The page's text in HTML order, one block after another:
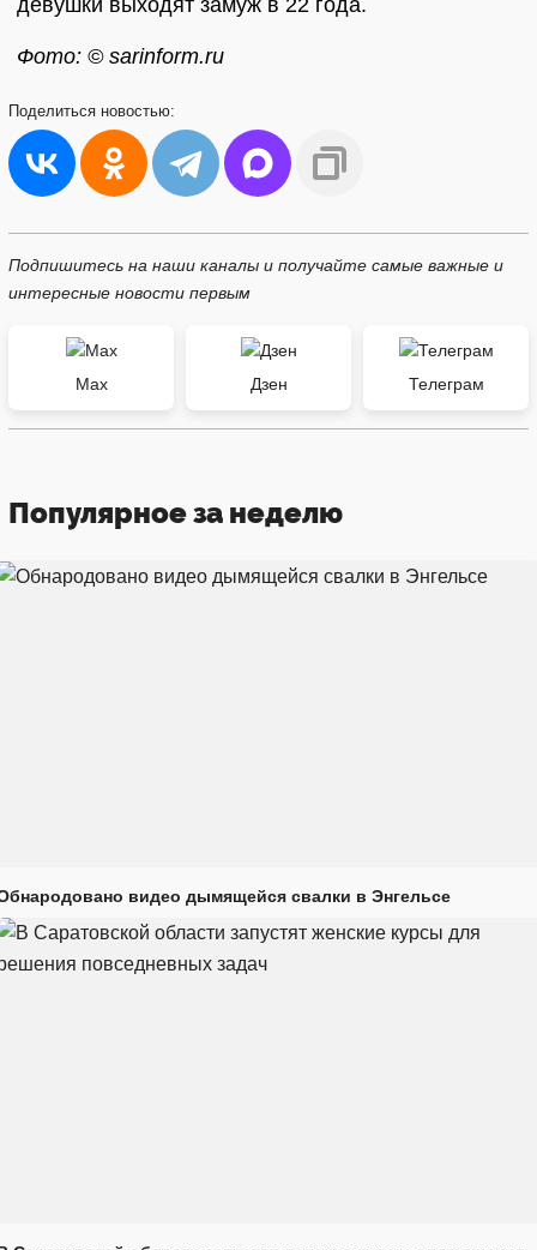
девушки выходят замуж в 22 года.
Фото: © sarinform.ru
Поделиться новостью:
Подпишитесь на наши каналы и получайте самые важные и
интересные новости первым
Max Дзен Телеграм
Популярное за неделю
видео дымящейся свалки в Энгельсе